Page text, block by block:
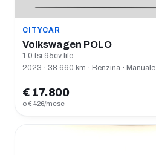
CITYCAR
Volkswagen POLO
1.0 tsi 95cv life
2023 · 38.660 km · Benzina · Manuale
€ 17.800
o € 426/mese